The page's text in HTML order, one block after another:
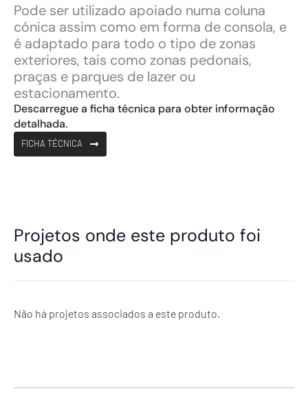
Pode ser utilizado apoiado numa coluna
cónica assim como em forma de consola, e
é adaptado para todo o tipo de zonas
exteriores, tais como zonas pedonais,
praças e parques de lazer ou
estacionamento.
Descarregue a ficha técnica para obter informação
detalhada.
FICHA TÉCNICA
Projetos onde este produto foi
usado
Não há projetos associados a este produto.